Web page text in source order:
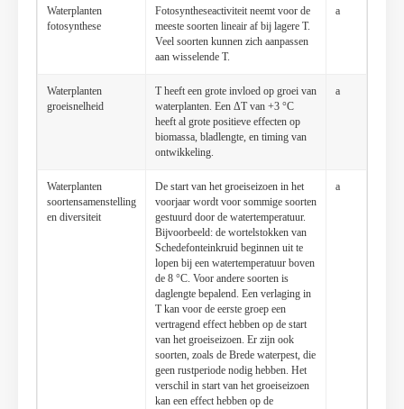
Waterplanten
fotosynthese
Fotosyntheseactiviteit neemt voor de
meeste soorten lineair af bij lagere T.
Veel soorten kunnen zich aanpassen
aan wisselende T.
a
Waterplanten
groeisnelheid
T heeft een grote invloed op groei van
waterplanten. Een ΔT van +3 °C
heeft al grote positieve effecten op
biomassa, bladlengte, en timing van
ontwikkeling.
a
Waterplanten
soortensamenstelling
en diversiteit
De start van het groeiseizoen in het
voorjaar wordt voor sommige soorten
gestuurd door de watertemperatuur.
Bijvoorbeeld: de wortelstokken van
Schedefonteinkruid beginnen uit te
lopen bij een watertemperatuur boven
de 8 °C. Voor andere soorten is
daglengte bepalend. Een verlaging in
T kan voor de eerste groep een
vertragend effect hebben op de start
van het groeiseizoen. Er zijn ook
soorten, zoals de Brede waterpest, die
geen rustperiode nodig hebben. Het
verschil in start van het groeiseizoen
kan een effect hebben op de
a